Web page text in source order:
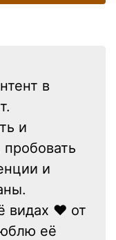
в
и
и
видах ❤ от
её